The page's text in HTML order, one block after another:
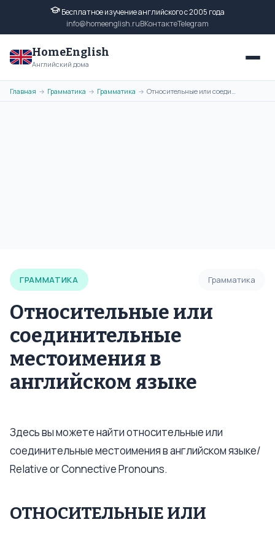
Бесплатное изучение английского с 2005 года
info@homeenglish.ruВКонтактеTelegram
HomeEnglish
Английский дома
Главная → Грамматика → Грамматика → Относительные или соединительные местоимения в английском языке
ГРАММАТИКА Грамматика
Относительные или
соединительные
местоимения в
английском языке
Здесь вы можете найти относительные или
соединительные местоимения в английском языке/
Relative or Connective Pronouns.
ОТНОСИТЕЛЬНЫЕ ИЛИ